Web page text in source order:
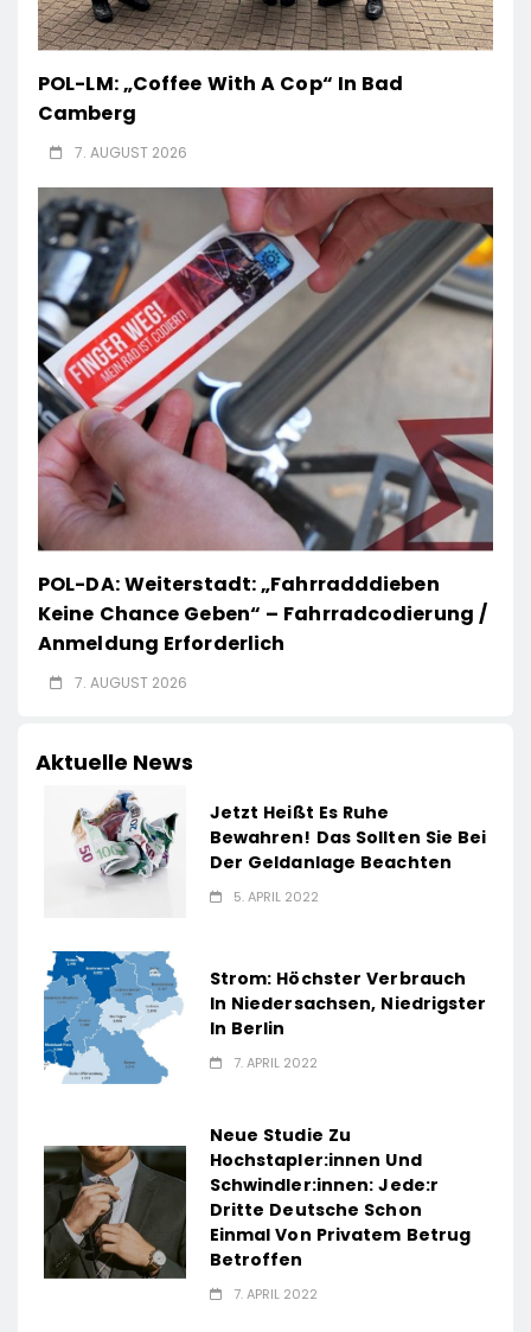
POL-LM: „Coffee With A Cop“ In Bad
Camberg
7. AUGUST 2026
POL-DA: Weiterstadt: „Fahrradddieben
Keine Chance Geben“ – Fahrradcodierung /
Anmeldung Erforderlich
7. AUGUST 2026
Aktuelle News
Jetzt Heißt Es Ruhe
Bewahren! Das Sollten Sie Bei
Der Geldanlage Beachten
5. APRIL 2022
Strom: Höchster Verbrauch
In Niedersachsen, Niedrigster
In Berlin
7. APRIL 2022
Neue Studie Zu
Hochstapler:innen Und
Schwindler:innen: Jede:r
Dritte Deutsche Schon
Einmal Von Privatem Betrug
Betroffen
7. APRIL 2022